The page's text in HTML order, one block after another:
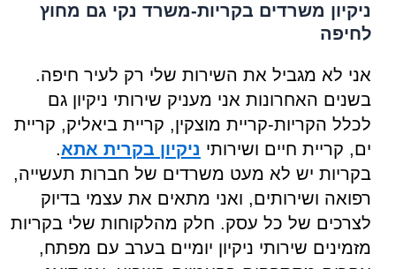
ניקיון משרדים בקריות-משרד נקי גם מחוץ
לחיפה
אני לא מגביל את השירות שלי רק לעיר חיפה.
בשנים האחרונות אני מעניק שירותי ניקיון גם
לכלל הקריות-קריית מוצקין, קריית ביאליק, קריית
ים, קריית חיים ושירותי ניקיון בקרית אתא.
בקריות יש לא מעט משרדים של חברות תעשייה,
רפואה ושירותים, ואני מתאים את עצמי בדיוק
לצרכים של כל עסק. חלק מהלקוחות שלי בקריות
מזמינים שירותי ניקיון יומיים בערב עם מפתח,